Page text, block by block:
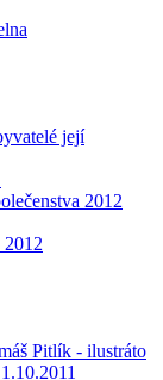
její
2012
2012
Pitlík - ilustráto